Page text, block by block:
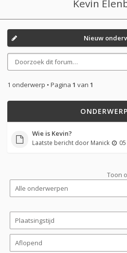
Kevin
Nieuw
1 onderwerp • Pagina 1 van 1
Wie is Kevin?
Laatste bericht door Manick
Toon